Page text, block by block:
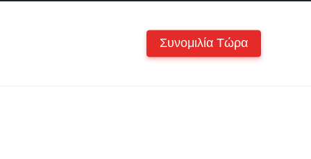
Συνομιλία Τώρα